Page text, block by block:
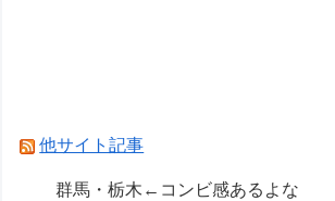
なっっっっ
Powered by livedoor 相互RSS
他サイト記事
群馬・栃木←コンビ感あるよな